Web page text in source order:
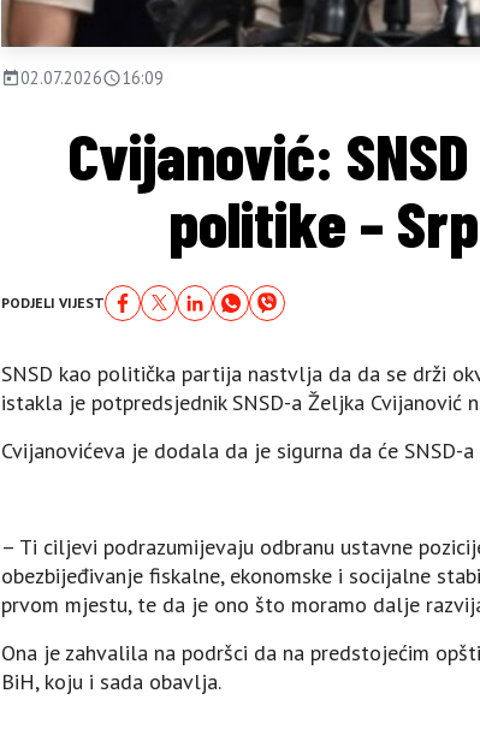
02.07.2026 16:09
Cvijanović:
politike –
PODJELI VIJEST
SNSD kao politička partija nastvlja da da se drži
istakla je potpredsjednik SNSD-a Željka Cvijanović
Cvijanovićeva je dodala da je sigurna da će
– Ti ciljevi podrazumijevaju odbranu ustavne
obezbijeđivanje fiskalne, ekonomske i socijalne
prvom mjestu, te da je ono što moramo dalje
Ona je zahvalila na podršci da na predstojećim
BiH, koju i sada obavlja.